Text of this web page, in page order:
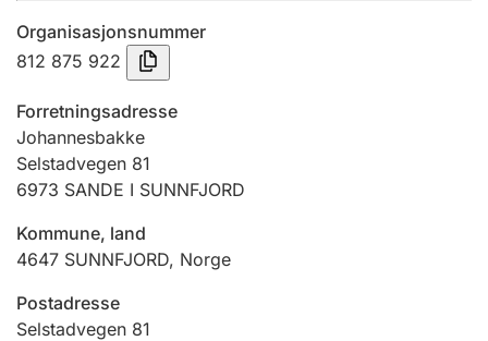
Tinglysing
Jeger
Betaling og jegeravgiftskort
Offentlig sektor
Organisasjonsnummer
812 875 922
Forretningsadresse
Johannesbakke
Selstadvegen 81
6973 SANDE I SUNNFJORD
Kommune, land
4647 SUNNFJORD, Norge
Postadresse
Selstadvegen 81